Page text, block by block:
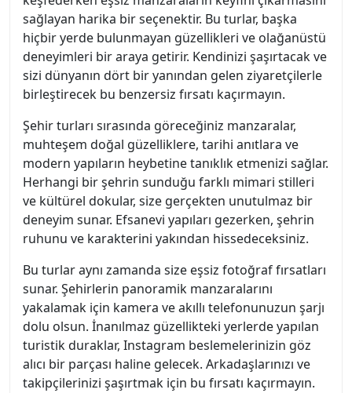
sağlayan harika bir seçenektir. Bu turlar, başka
hiçbir yerde bulunmayan güzellikleri ve olağanüstü
deneyimleri bir araya getirir. Kendinizi şaşırtacak ve
sizi dünyanın dört bir yanından gelen ziyaretçilerle
birleştirecek bu benzersiz fırsatı kaçırmayın.
Şehir turları sırasında göreceğiniz manzaralar,
muhteşem doğal güzelliklere, tarihi anıtlara ve
modern yapıların heybetine tanıklık etmenizi sağlar.
Herhangi bir şehrin sunduğu farklı mimari stilleri
ve kültürel dokular, size gerçekten unutulmaz bir
deneyim sunar. Efsanevi yapıları gezerken, şehrin
ruhunu ve karakterini yakından hissedeceksiniz.
Bu turlar aynı zamanda size eşsiz fotoğraf fırsatları
sunar. Şehirlerin panoramik manzaralarını
yakalamak için kamera ve akıllı telefonunuzun şarjı
dolu olsun. İnanılmaz güzellikteki yerlerde yapılan
turistik duraklar, Instagram beslemelerinizin göz
alıcı bir parçası haline gelecek. Arkadaşlarınızı ve
takipçilerinizi şaşırtmak için bu fırsatı kaçırmayın.